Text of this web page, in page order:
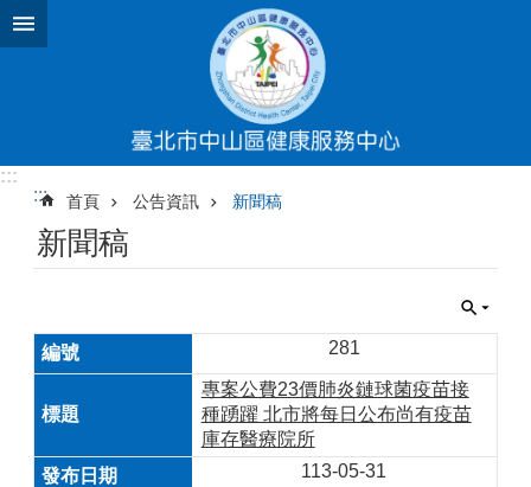
跳到主要內容區塊
:::
:::
首頁 公告資訊 新聞稿
新聞稿
281
專案公費23價肺炎鏈球菌疫苗接
種踴躍 北市將每日公布尚有疫苗
庫存醫療院所
113-05-31